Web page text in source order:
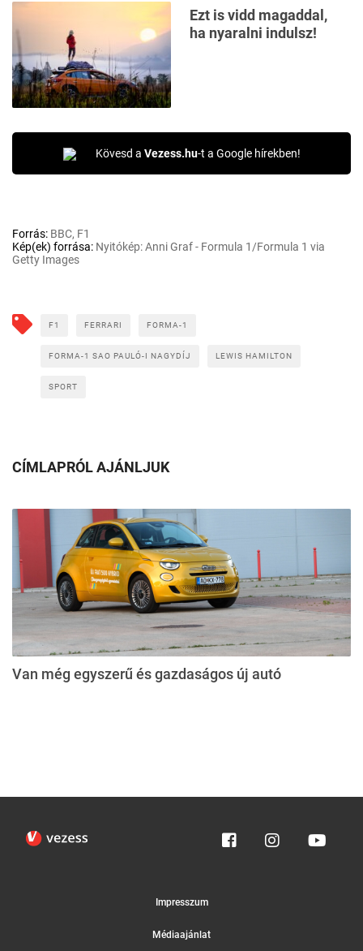
Ezt is vidd magaddal,
ha nyaralni indulsz!
Kövesd a Vezess.hu-t a Google hírekben!
Forrás: BBC, F1
Kép(ek) forrása: Nyitókép: Anni Graf - Formula 1/Formula 1 via
Getty Images
F1 FERRARI FORMA-1
FORMA-1 SAO PAULÓ-I NAGYDÍJ LEWIS HAMILTON
SPORT
CÍMLAPRÓL AJÁNLJUK
Van még egyszerű és gazdaságos új autó
Impresszum
Médiaajánlat